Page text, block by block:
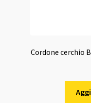
Cordone cerchio